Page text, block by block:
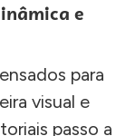
e
para
visual e
passo a